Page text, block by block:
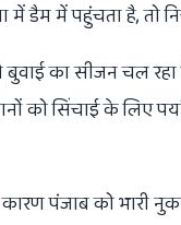
में डैम में पहुंचता है, तो
का सीजन चल
को सिंचाई के लिए
पंजाब को भारी